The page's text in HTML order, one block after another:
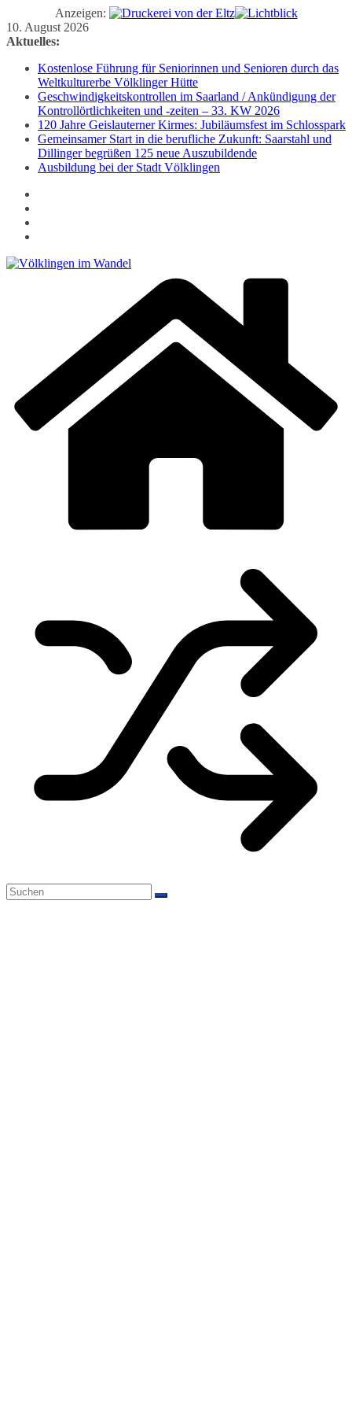
Anzeigen:
Zum
Inhalt
10. August 2026
Aktuelles:
Kostenlose Führung für Seniorinnen und Senioren durch das
Weltkulturerbe Völklinger Hütte
Geschwindigkeitskontrollen im Saarland / Ankündigung der
Kontrollörtlichkeiten und -zeiten – 33. KW 2026
120 Jahre Geislauterner Kirmes: Jubiläumsfest im Schlosspark
Gemeinsamer Start in die berufliche Zukunft: Saarstahl und
Dillinger begrüßen 125 neue Auszubildende
Ausbildung bei der Stadt Völklingen